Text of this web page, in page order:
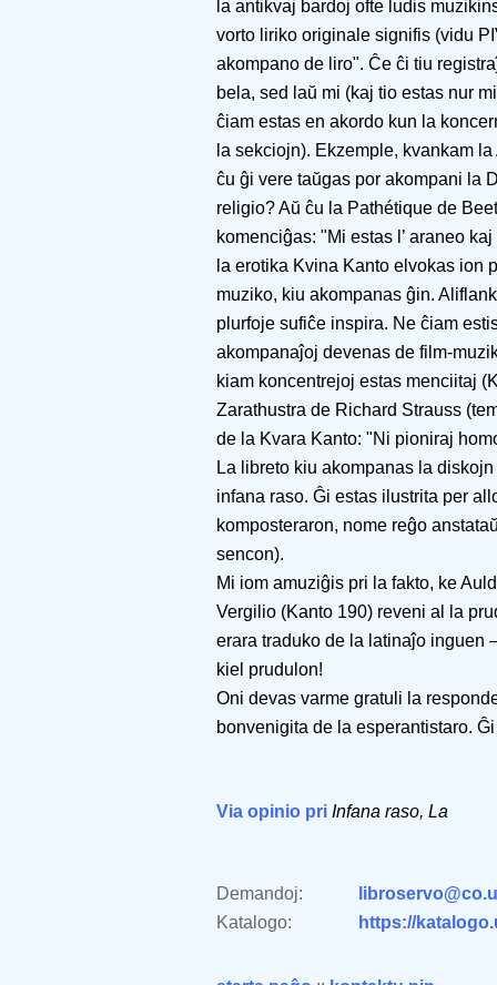
la antikvaj bardoj ofte ludis
vorto liriko originale signifis (vidu
akompano de liro". Ĉe ĉi tiu
bela, sed laŭ mi (kaj tio estas nur
ĉiam estas en akordo kun la
la sekciojn). Ekzemple, kvankam
ĉu ĝi vere taŭgas por akompani la
religio? Aŭ ĉu la Pathétique de
komenciĝas: "Mi estas l’ araneo
la erotika Kvina Kanto elvokas ion
muziko, kiu akompanas ĝin.
plurfoje sufiĉe inspira. Ne ĉiam
akompanaĵoj devenas de film-
kiam koncentrejoj estas menciitaj
Zarathustra de Richard Strauss
de la Kvara Kanto: "Ni pioniraj
La libreto kiu akompanas la
infana raso. Ĝi estas ilustrita per
komposteraron, nome reĝo
sencon).
Mi iom amuziĝis pri la fakto, ke
Vergilio (Kanto 190) reveni al la
erara traduko de la latinaĵo inguen
kiel prudulon!
Oni devas varme gratuli la
bonvenigita de la esperantistaro.
Via opinio pri Infana raso, La
Demandoj:
Katalogo:
https://